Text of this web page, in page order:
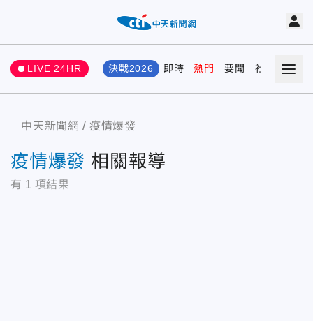
LIVE 24HR 決戰2026 即時 熱門 要聞 社會 娛樂
中天新聞網 疫情爆發
疫情爆發 相關報導
有 1 項結果